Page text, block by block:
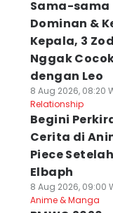
Sama-sama
Dominan &
Kepala, 3
Nggak
dengan Leo
8 Aug 2026, 08:20
Relationship
Begini
Cerita di
Piece
Elbaph
8 Aug 2026, 09:00
Anime & Manga